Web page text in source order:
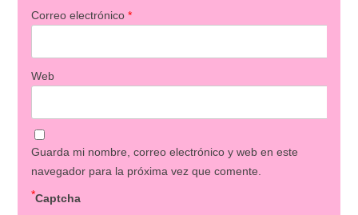
Correo electrónico *
Web
Guarda mi nombre, correo electrónico y web en este
navegador para la próxima vez que comente.
Captcha
*